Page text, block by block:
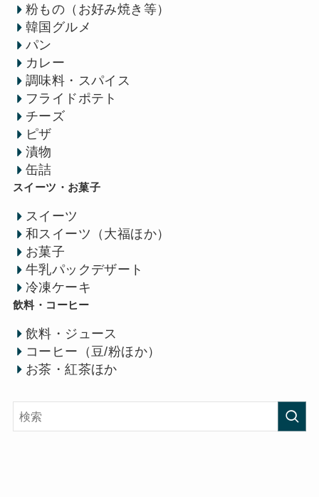
粉もの（お好み焼き等）
韓国グルメ
パン
カレー
調味料・スパイス
フライドポテト
チーズ
ピザ
漬物
缶詰
スイーツ・お菓子
スイーツ
和スイーツ（大福ほか）
お菓子
牛乳パックデザート
冷凍ケーキ
飲料・コーヒー
飲料・ジュース
コーヒー（豆/粉ほか）
お茶・紅茶ほか